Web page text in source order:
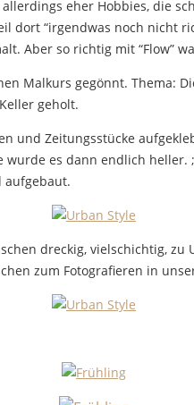
eher Hobbies, die
dort “irgendwas noch nicht
Aber so richtig mit “Flow”
Malkurs gegönnt. Thema:
geholt.
und Zeitungsstücke
es dann endlich heller.
aufgebaut.
dreckig, vielschichtig,
zum Fotografieren in